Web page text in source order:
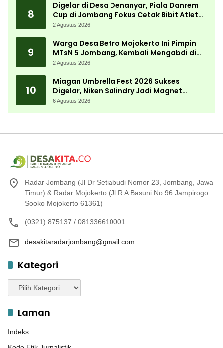
8
Digelar di Desa Denanyar, Piala Danrem
Cup di Jombang Fokus Cetak Bibit Atlet
Menembak Berprestasi
2 Agustus 2026
9
Warga Desa Betro Mojokerto Ini Pimpin
MTsN 5 Jombang, Kembali Mengabdi di
Almamater
2 Agustus 2026
10
Miagan Umbrella Fest 2026 Sukses
Digelar, Niken Salindry Jadi Magnet
Ribuan Pengunjung
6 Agustus 2026
Radar Jombang (Jl Dr Setiabudi Nomor 23, Jombang, Jawa
Timur) & Radar Mojokerto (Jl R A Basuni No 96 Jampirogo
Sooko Mojokerto 61361)
(0321) 875137 / 081336610001
desakitaradarjombang@gmail.com
Kategori
Kategori
Laman
Indeks